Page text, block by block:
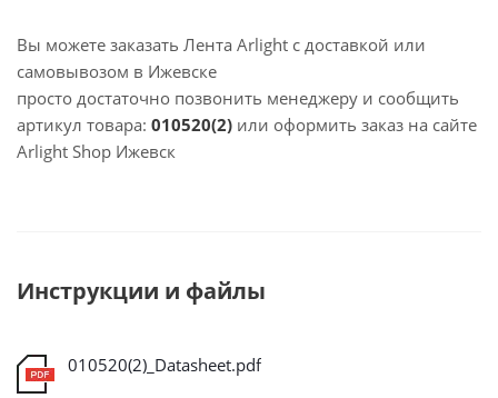
Вы можете заказать Лента Arlight с доставкой или
самовывозом в Ижевске
просто достаточно позвонить менеджеру и сообщить
артикул товара: 010520(2) или оформить заказ на сайте
Arlight Shop Ижевск
Инструкции и файлы
010520(2)_Datasheet.pdf